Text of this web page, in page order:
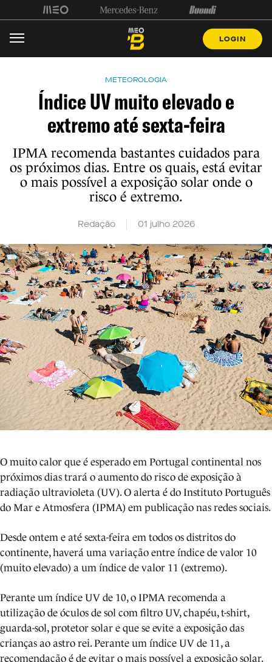
LOGIN
METEOROLOGIA
Índice UV muito elevado e
extremo até sexta-feira
IPMA recomenda bastantes cuidados para
os próximos dias. Entre os quais, está evitar
o mais possível a exposição solar onde o
risco é extremo.
Redação 01 julho 2026
O muito calor que é esperado em Portugal continental nos
próximos dias trará o aumento do risco de exposição à
radiação ultravioleta (UV). O alerta é do Instituto Português
do Mar e Atmosfera (IPMA) em publicação nas redes sociais.
Desde ontem e até sexta-feira em todos os distritos do
continente, haverá uma variação entre índice de valor 10
(muito elevado) a um índice de valor 11 (extremo).
Perante um índice UV de 10, o IPMA recomenda a
utilização de óculos de sol com filtro UV, chapéu, t-shirt,
guarda-sol, protetor solar e que se evite a exposição das
crianças ao astro rei. Perante um índice UV de 11, a
recomendação é de evitar o mais possível a exposição solar.